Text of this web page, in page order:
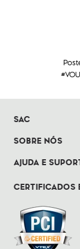
SAC
SOBRE NÓS
AJUDA E
CERTIFICADOS